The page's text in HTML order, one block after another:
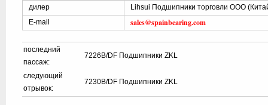
дилер
Lihsui Подшипники торговли ООО
E-mail
sales@spainbearing.com
последний
пассаж:
7226B/DF Подшипники ZKL
следующий
отрывок:
7230B/DF Подшипники ZKL